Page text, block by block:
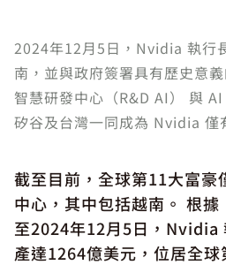
2024年12月5日，Nvidia 執行
南，並與政府簽署具有歷史意
智慧研發中心（R&D AI） 與
矽谷及台灣一同成為 Nvidia 僅
截至目前，全球第11大富豪
中心，其中包括越南。 根
至2024年12月5日，Nvidia
產達1264億美元，位居全球